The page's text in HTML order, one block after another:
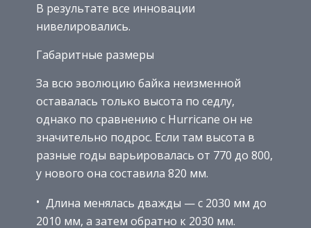
В результате все инновации
нивелировались.
Габаритные размеры
За всю эволюцию байка неизменной
оставалась только высота по седлу,
однако по сравнению с Hurricane он не
значительно подрос. Если там высота в
разные годы варьировалась от 770 до 800,
у нового она составила 820 мм.
Длина менялась дважды — с 2030 мм до
2010 мм, а затем обратно к 2030 мм.